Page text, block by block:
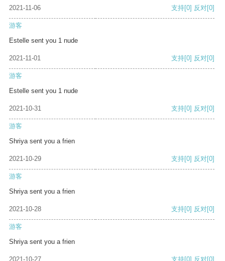
2021-11-06 支持[0] 反对[0]
游客
Estelle sent you 1 nude
2021-11-01 支持[0] 反对[0]
游客
Estelle sent you 1 nude
2021-10-31 支持[0] 反对[0]
游客
Shriya sent you a frien
2021-10-29 支持[0] 反对[0]
游客
Shriya sent you a frien
2021-10-28 支持[0] 反对[0]
游客
Shriya sent you a frien
2021-10-27 支持[0] 反对[0]